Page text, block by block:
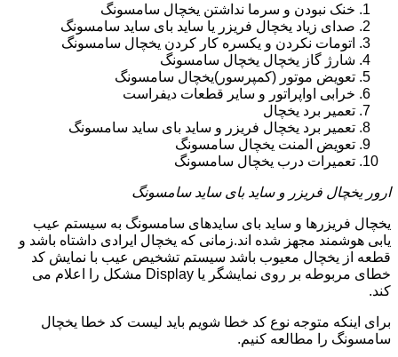
خنک نبودن و سرما نداشتن یخچال سامسونگ
صدای زیاد یخچال فریزر یا ساید بای ساید سامسونگ
اتومات نکردن و یکسره کار کردن یخچال سامسونگ
شارژ گاز یخچال یخچال سامسونگ
تعویض موتور (کمپرسور)یخچال سامسونگ
خرابی اواپراتور و سایر قطعات دیفراست
تعمیر برد یخچال
تعمیر برد یخچال فریزر و ساید بای ساید سامسونگ
تعویض المنت یخچال سامسونگ
تعمیرات درب یخچال سامسونگ
ارور یخچال فریزر و ساید بای ساید سامسونگ
یخچال فریزرها و ساید بای سایدهای سامسونگ به سیستم عیب
یابی هوشمند مجهز شده اند.زمانی که یخچال ایرادی داشتاه باشد و
قطعه از یخچال معیوب باشد سیستم تشخیص عیب با نمایش کد
خطای مربوطه بر روی نمایشگر یا Display مشکل را اعلام می
کند.
برای اینکه متوجه نوع کد خطا شویم باید لیست کد خطا یخچال
سامسونگ را مطالعه کنیم.